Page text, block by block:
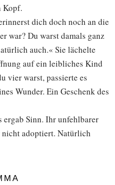
Kopf.
dich doch noch an die
war? Du warst damals ganz
auch.« Sie lächelte
auf ein leibliches Kind
vier warst, passierte es
Wunder. Ein Geschenk des
ergab Sinn. Ihr unfehlbarer
adoptiert. Natürlich